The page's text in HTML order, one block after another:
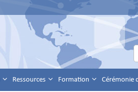
Ressources Formation Cérémonie